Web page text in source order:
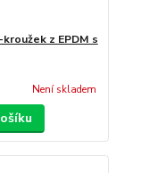
kroužek z EPDM s
Není skladem